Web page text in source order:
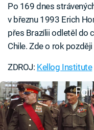
Po 169 dnes
v březnu 1993 Erich
přes Brazílii odletěl do
Chile. Zde o rok
ZDROJ: Kellog Institute